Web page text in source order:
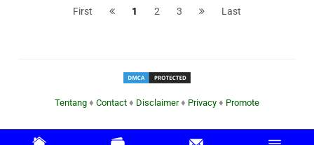
First 1 2 3 Last
Tentang ♦ Contact ♦ Disclaimer♦ Privacy ♦ Promote